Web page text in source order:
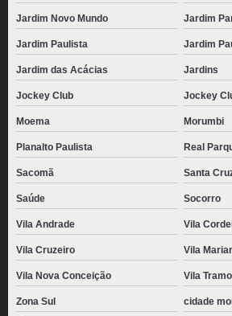
Jardim Novo Mundo Jardim
Jardim Paulista Jardim
Jardim das Acácias Jardins
Jockey Club Jockey
Moema Morumbi
Planalto Paulista Real
Sacomã Santa
Saúde Socorro
Vila Andrade Vila
Vila Cruzeiro Vila
Vila Nova Conceição Vila
Zona Sul cidade